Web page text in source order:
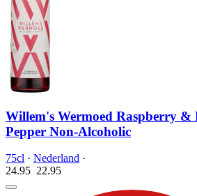
Willem's Wermoed Raspberry &
Pepper Non-Alcoholic
75cl · Nederland ·
24.95 22.95